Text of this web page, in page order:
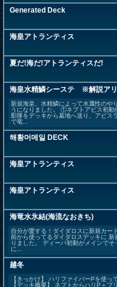
Generated Deck
海皇アトランティス
夏だ!海だ!アトランティスだ!
海皇水精鱗シーステ ※解説アリ
新規海皇、水精鱗によって水属性のや
うになりました。 ①ネプトアビス初
影隊をデッキから墓地へ送り、アビ
で竜...
해황머메일 DECK
海皇アトランティス
海皇アトランティス
海竜水氷結(海流なおきち)
自分が愛する！ダイダロスに新規カー
前から使ってるダイダロスデッキに
りました。 ディーバ初動がメインで
に...
越冬
【きっかけ】 ハリファイバーPを使っ
【デッキ概要】 ネプトからハリP＋プ